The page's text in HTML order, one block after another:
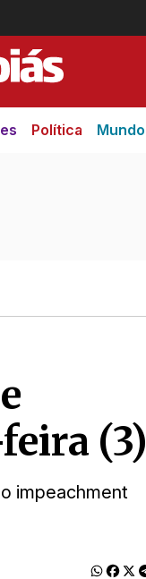
Política Mundo
(3)
impeachment